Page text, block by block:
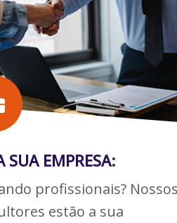
SUA EMPRESA:
profissionais? Nossos
estão a sua